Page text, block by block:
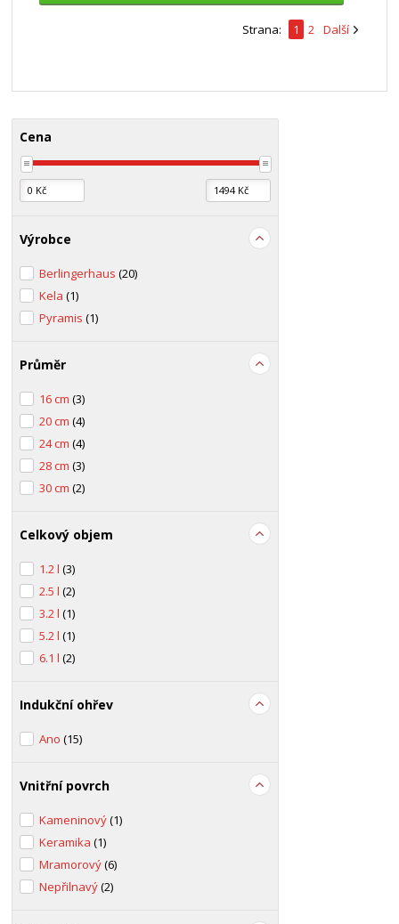
Strana: 1 2 Další
Cena
Výrobce
Berlingerhaus(20)
Kela(1)
Pyramis(1)
Průměr
16 cm(3)
20 cm(4)
24 cm(4)
28 cm(3)
30 cm(2)
Celkový objem
1.2 l(3)
2.5 l(2)
3.2 l(1)
5.2 l(1)
6.1 l(2)
Indukční ohřev
Ano(15)
Vnitřní povrch
Kameninový(1)
Keramika(1)
Mramorový(6)
Nepřilnavý(2)